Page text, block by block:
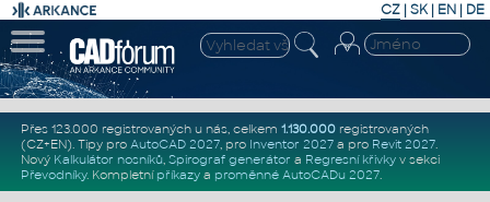
CZ | SK| EN | DE
Přes 123.000 registrovaných u nás, celkem 1.130.000registrovaných
(CZ+EN). Tipy pro AutoCAD 2027, pro Inventor 2027a pro Revit 2027.
Nový Kalkulátor nosníků, Spirograf generátor a Regresní křivkyv sekci
Převodníky. Kompletní příkazya proměnné AutoCADu 2027.